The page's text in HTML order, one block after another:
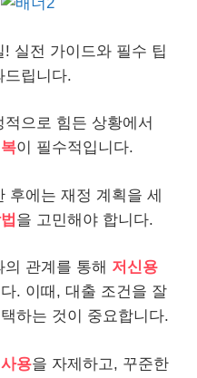
! 실전 가이드와 필수 팁
드립니다.
으로 힘든 상황에서
이 필수적입니다.
후에는 재정 계획을 세
을 고민해야 합니다.
관계를 통해 저신용
. 이때, 대출 조건을 잘
하는 것이 중요합니다.
용을 자제하고, 꾸준한